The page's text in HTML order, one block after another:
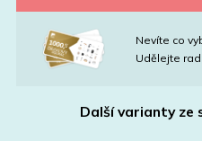
Nevíte co
Udělejte
Další varianty ze